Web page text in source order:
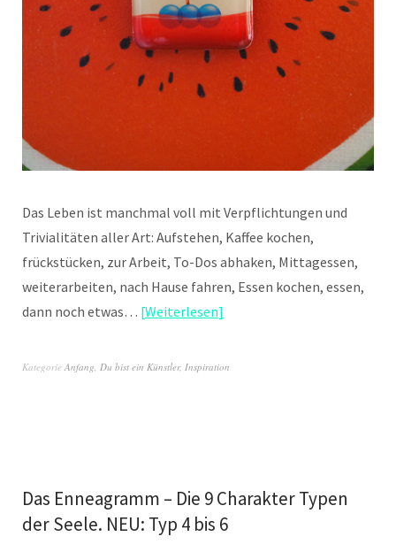
Das Leben ist manchmal voll mit Verpflichtungen und
Trivialitäten aller Art: Aufstehen, Kaffee kochen,
frückstücken, zur Arbeit, To-Dos abhaken, Mittagessen,
weiterarbeiten, nach Hause fahren, Essen kochen, essen,
dann noch etwas… Weiterlesen
Kategorie Anfang, Du bist ein Künstler, Inspiration
Das Enneagramm – Die 9 Charakter Typen
der Seele. NEU: Typ 4 bis 6